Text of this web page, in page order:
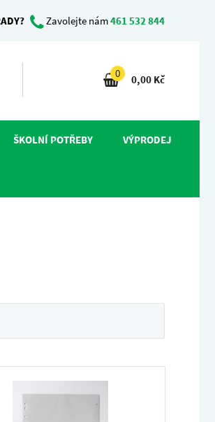
Zavolejte nám461 532 844
0 0,00 Kč
ŠKOLNÍ POTŘEBY VÝPRODEJ